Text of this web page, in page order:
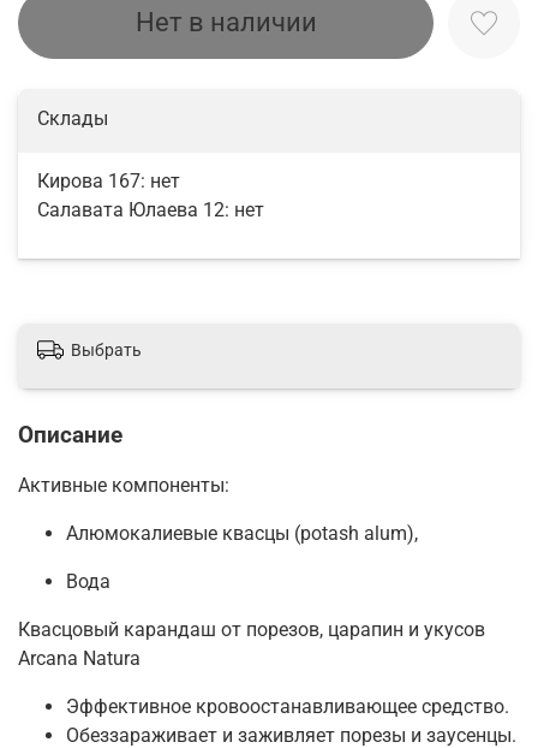
Нет в наличии
Склады
Кирова 167: нет
Салавата Юлаева 12: нет
Выбрать
Описание
Активные компоненты:
Алюмокалиевые квасцы (potash alum),
Вода
Квасцовый карандаш от порезов, царапин и укусов
Arcana Natura
Эффективное кровоостанавливающее средство.
Обеззараживает и заживляет порезы и заусенцы.